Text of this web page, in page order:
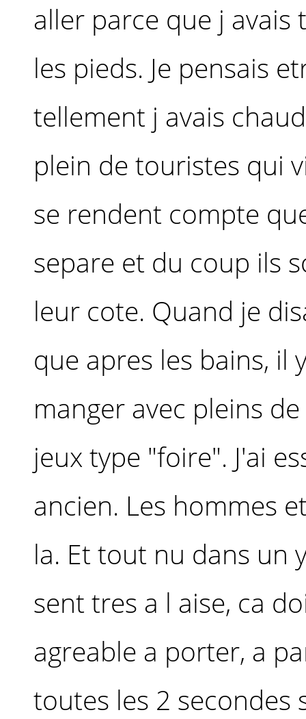
aller parce que j avais
les pieds. Je pensais
tellement j avais
plein de touristes qui
se rendent compte
separe et du coup ils
leur cote. Quand je
que apres les bains, il
manger avec pleins
jeux type "foire". J'ai
ancien. Les hommes
la. Et tout nu dans un
sent tres a l aise, ca
agreable a porter, a
toutes les 2 secondes